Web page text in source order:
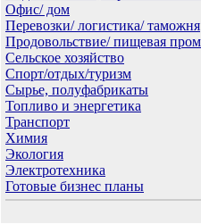
Офис/ дом
Перевозки/ логистика/ таможня
Продовольствие/ пищевая
Сельское хозяйство
Спорт/отдых/туризм
Сырье, полуфабрикаты
Топливо и энергетика
Транспорт
Химия
Экология
Электротехника
Готовые бизнес планы